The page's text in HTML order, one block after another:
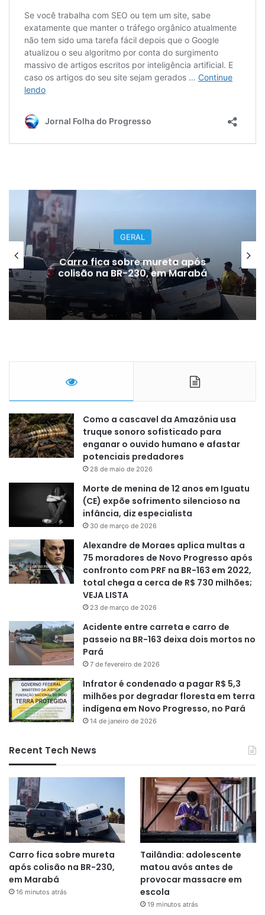
GERAL
Carro fica sobre mureta após
colisão na BR-230, em Marabá
Como a cascavel da Amazônia usa
truque sonoro sofisticado para
enganar o ouvido humano e afastar
potenciais predadores
28 de maio de 2026
Morte de menina de 12 anos em Iguatu
(CE) expõe sofrimento silencioso na
infância, diz especialista
30 de março de 2026
Alexandre de Moraes aplica multas a
75 moradores de Novo Progresso após
confronto com PRF na BR-163 em 2022,
total chega a cerca de R$ 730 milhões;
VEJA LISTA
23 de março de 2026
Acidente entre carreta e carro de
passeio na BR-163 deixa dois mortos no
Pará
7 de fevereiro de 2026
Infrator é condenado a pagar R$ 5,3
milhões por degradar floresta em terra
indígena em Novo Progresso, no Pará
14 de janeiro de 2026
Recent Tech News
Carro fica sobre mureta
após colisão na BR-230,
em Marabá
16 minutos atrás
Tailândia: adolescente
matou avós antes de
provocar massacre em
escola
19 minutos atrás